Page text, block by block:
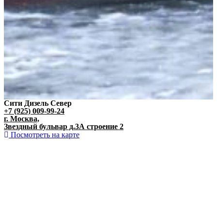
Сити Дизель Север
+7 (925) 009-99-24
г. Москва,
Звездный бульвар д.3А строение 2
Посмотреть на карте